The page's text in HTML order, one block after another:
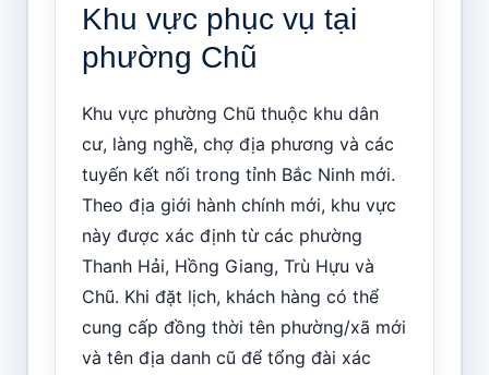
Khu vực phục vụ tại
phường Chũ
Khu vực phường Chũ thuộc khu dân
cư, làng nghề, chợ địa phương và các
tuyến kết nối trong tỉnh Bắc Ninh mới.
Theo địa giới hành chính mới, khu vực
này được xác định từ các phường
Thanh Hải, Hồng Giang, Trù Hựu và
Chũ. Khi đặt lịch, khách hàng có thể
cung cấp đồng thời tên phường/xã mới
và tên địa danh cũ để tổng đài xác